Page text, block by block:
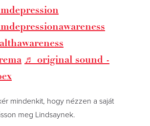
♬ original sound -
mindenkit, hogy nézzen a saját
meg Lindsaynek.